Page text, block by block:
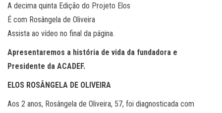
A decima quinta Edição do Projeto Elos
É com Rosângela de Oliveira
Assista ao vídeo no final da página.
Apresentaremos a história de vida da fundadora e
Presidente da ACADEF.
ELOS ROSÂNGELA DE OLIVEIRA
Aos 2 anos, Rosângela de Oliveira, 57, foi diagnosticada com